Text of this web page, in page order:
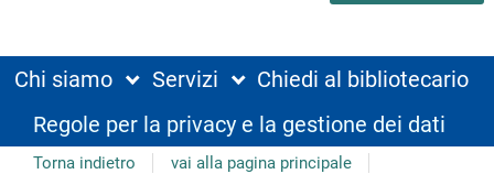
Chi siamo Servizi
Chiedi al bibliotecario
Regole per la privacy e la gestione dei dati
Torna indietro vai alla pagina principale